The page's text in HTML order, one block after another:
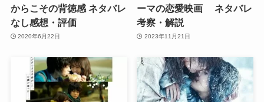
からこその背徳感 ネタバレ
なし感想・評価
2020年6月22日
ーマの恋愛映画 ネタバレ
考察・解説
2023年11月21日